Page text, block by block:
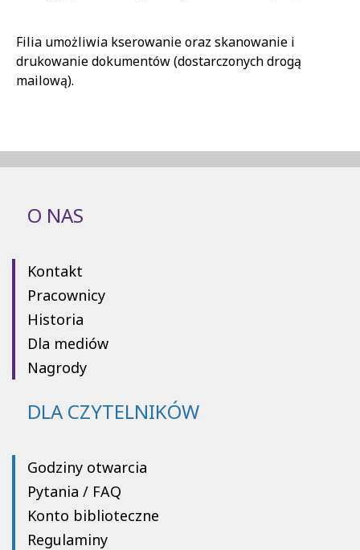
Filia umożliwia kserowanie oraz skanowanie i
drukowanie dokumentów (dostarczonych drogą
mailową).
O NAS
Kontakt
Pracownicy
Historia
Dla mediów
Nagrody
DLA CZYTELNIKÓW
Godziny otwarcia
Pytania / FAQ
Konto biblioteczne
Regulaminy